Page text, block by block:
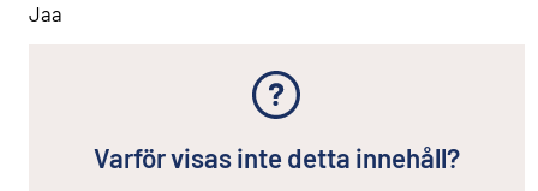
Jaa
Varför visas inte detta innehåll?